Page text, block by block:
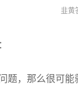
韭黄
，那么很可能